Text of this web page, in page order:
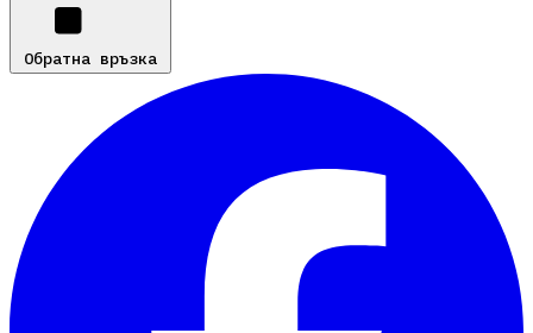
Обратна връзка
Обратна връзка